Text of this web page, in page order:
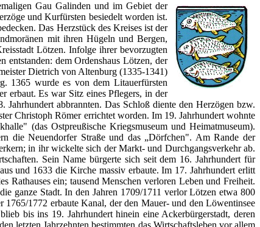
Gau Galinden und im Gebiet der
und Kurfürsten besiedelt worden ist.
Das Herzstück des Kreises ist der
mit ihren Hügeln und Bergen,
Lötzen. Infolge ihrer bevorzugten
entstanden: dem Ordenshaus Lötzen, der
Dietrich von Altenburg (1335-1341)
1365 wurde es von dem Litauerfürsten
erbaut. Es war Sitz eines Pflegers, in der
abbrannten. Das Schloß diente den Herzögen bzw.
Christoph Römer errichtet worden. Im 19. Jahrhundert wohnte
(das Ostpreußische Kriegsmuseum und Heimatmuseum).
die Neuendorfer Straße und das „Dörfchen". Am Rande der
in ihr wickelte sich der Markt- und Durchgangsverkehr ab.
Sein Name bürgerte sich seit dem 16. Jahrhundert für
und 1633 die Kirche massiv erbaute. Im 17. Jahrhundert erlitt
Rathauses ein; tausend Menschen verloren Leben und Freiheit.
ganze Stadt. In den Jahren 1709/1711 verlor Lötzen etwa 800
1772 erbaute Kanal, der den Mauer- und den Löwentinsee
bis ins 19. Jahrhundert hinein eine Ackerbürgerstadt, deren
letzten Jahrzehnten bestimmten das Wirtschaftsleben vor allem